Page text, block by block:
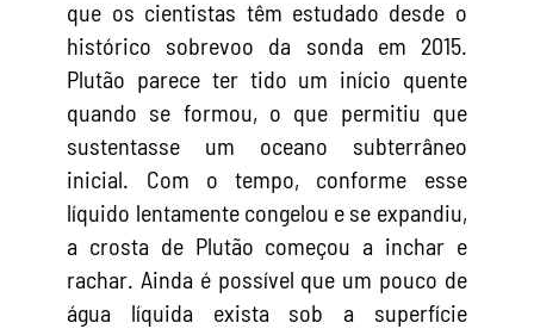
que os cientistas têm estudado desde o
histórico sobrevoo da sonda em 2015.
Plutão parece ter tido um início quente
quando se formou, o que permitiu que
sustentasse um oceano subterrâneo
inicial. Com o tempo, conforme esse
líquido lentamente congelou e se expandiu,
a crosta de Plutão começou a inchar e
rachar. Ainda é possível que um pouco de
água líquida exista sob a superfície